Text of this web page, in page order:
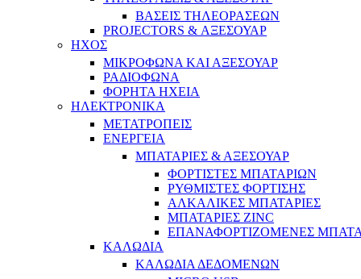
ΒΑΣΕΙΣ ΤΗΛΕΟΡΑΣΕΩΝ
PROJECTORS & ΑΞΕΣΟΥΑΡ
ΗΧΟΣ
ΜΙΚΡΟΦΩΝΑ ΚΑΙ ΑΞΕΣΟΥΑΡ
ΡΑΔΙΟΦΩΝΑ
ΦΟΡΗΤΑ ΗΧΕΙΑ
ΗΛΕΚΤΡΟΝΙΚΑ
ΜΕΤΑΤΡΟΠΕΙΣ
ΕΝΕΡΓΕΙΑ
ΜΠΑΤΑΡΙΕΣ & ΑΞΕΣΟΥΑΡ
ΦΟΡΤΙΣΤΕΣ ΜΠΑΤΑΡΙΩΝ
ΡΥΘΜΙΣΤΕΣ ΦΟΡΤΙΣΗΣ
ΑΛΚΑΛΙΚΕΣ ΜΠΑΤΑΡΙΕΣ
ΜΠΑΤΑΡΙΕΣ ZINC
ΕΠΑΝΑΦΟΡΤΙΖΟΜΕΝΕΣ
ΚΑΛΩΔΙΑ
ΚΑΛΩΔΙΑ ΔΕΔΟΜΕΝΩΝ